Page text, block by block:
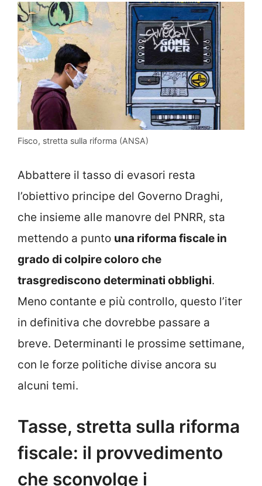
Fisco, stretta sulla riforma (ANSA)
Abbattere il tasso di evasori resta
l’obiettivo principe del Governo Draghi,
che insieme alle manovre del PNRR, sta
mettendo a punto una riforma fiscale in
grado di colpire coloro che
trasgrediscono determinati obblighi.
Meno contante e più controllo, questo l’iter
in definitiva che dovrebbe passare a
breve. Determinanti le prossime settimane,
con le forze politiche divise ancora su
alcuni temi.
Tasse, stretta sulla riforma
fiscale: il provvedimento
che sconvolge i